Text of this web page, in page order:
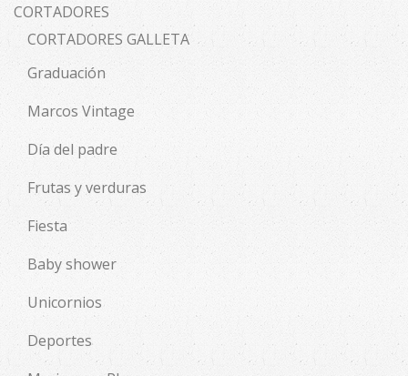
CORTADORES
CORTADORES GALLETA
Graduación
Marcos Vintage
Día del padre
Frutas y verduras
Fiesta
Baby shower
Unicornios
Deportes